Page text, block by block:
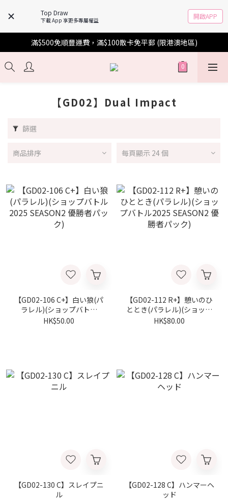
Top Draw
下載 App 享更多專屬權益 開啟APP
滿$500免順豐運費，滿$100散卡免平郵 (限港澳地區)
【GD02】Dual Impact
篩選
商品排序 每頁顯示 24 個
【GD02-106 C+】白い狼(パ
ラレル)(ショップバトル
2025 SEASON2 優勝者パッ
HK$50.00
【GD02-112 R+】憩いのひ
ととき(パラレル)(ショップ
バトル2025 SEASON2 優勝
HK$80.00
【GD02-130 C】スレイプニ
ル
【GD02-128 C】ハンマーヘ
ッド